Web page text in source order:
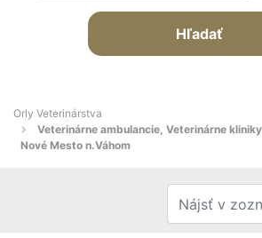
Hľadať
Orly Veterinárstva
Veterinárne ambulancie, Veterinárne
Nové Mesto n.Váhom